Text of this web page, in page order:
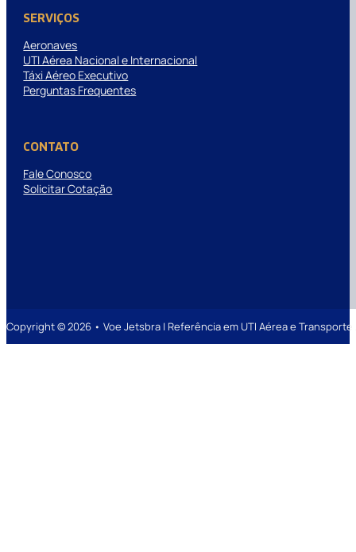
SERVIÇOS
Aeronaves
UTI Aérea Nacional e Internacional
Táxi Aéreo Executivo
Perguntas Frequentes
CONTATO
Fale Conosco
Solicitar Cotação
Copyright © 2026 • Voe Jetsbra | Referência em UTI Aérea e